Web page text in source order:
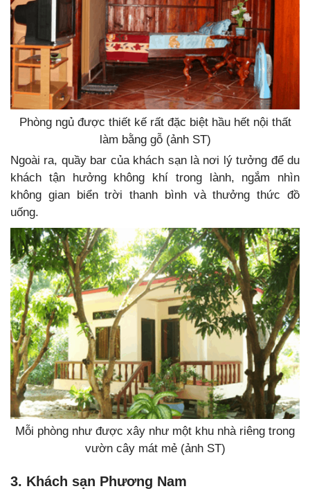
Phòng ngủ được thiết kế rất đặc biệt hầu hết nội thất
làm bằng gỗ (ảnh ST)
Ngoài ra, quầy bar của khách sạn là nơi lý tưởng để du
khách tận hưởng không khí trong lành, ngắm nhìn
không gian biển trời thanh bình và thưởng thức đồ
uống.
Mỗi phòng như được xây như một khu nhà riêng trong
vườn cây mát mẻ (ảnh ST)
3. Khách sạn Phương Nam